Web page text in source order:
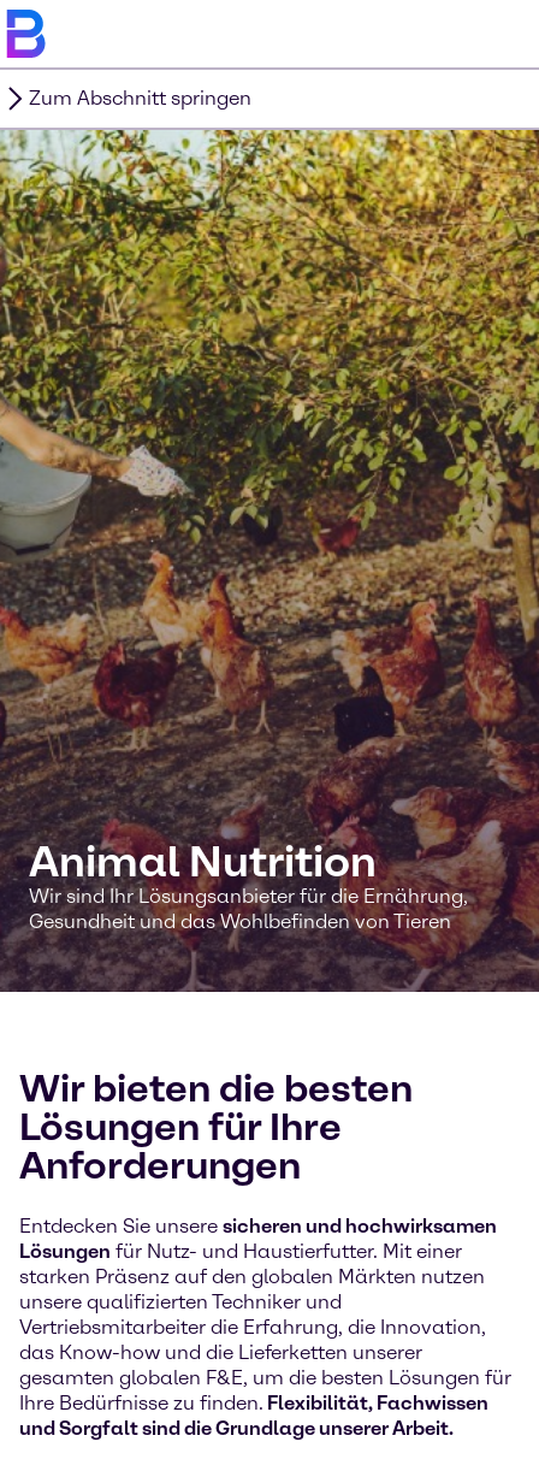
Zum Abschnitt springen
Animal Nutrition
Wir sind Ihr Lösungsanbieter für die Ernährung,
Gesundheit und das Wohlbefinden von Tieren
Wir bieten die besten
Lösungen für Ihre
Anforderungen
Entdecken Sie unsere sicheren und hochwirksamen
Lösungen für Nutz- und Haustierfutter. Mit einer
starken Präsenz auf den globalen Märkten nutzen
unsere qualifizierten Techniker und
Vertriebsmitarbeiter die Erfahrung, die Innovation,
das Know-how und die Lieferketten unserer
gesamten globalen F&E, um die besten Lösungen für
Ihre Bedürfnisse zu finden. Flexibilität, Fachwissen
und Sorgfalt sind die Grundlage unserer Arbeit.